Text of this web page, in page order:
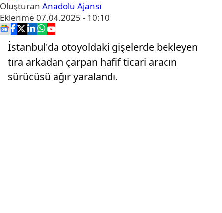
Oluşturan Anadolu Ajansı
Eklenme 07.04.2025 - 10:10
İstanbul'da otoyoldaki gişelerde bekleyen
tıra arkadan çarpan hafif ticari aracın
sürücüsü ağır yaralandı.